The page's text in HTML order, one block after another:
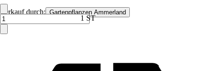
Verkauf durch: Gartenpflanzen Ammerland
1 ST